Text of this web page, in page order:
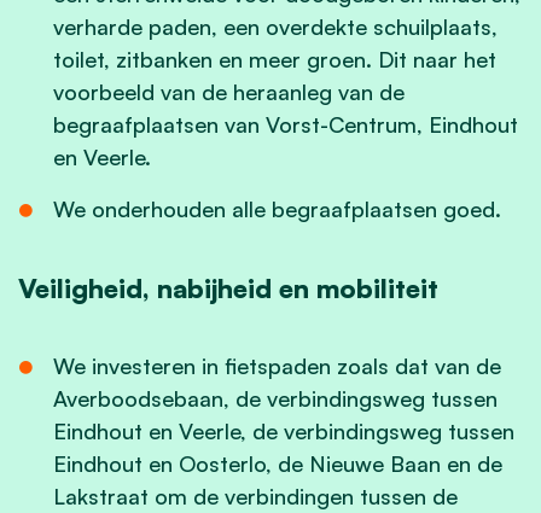
verharde paden, een overdekte schuilplaats,
toilet, zitbanken en meer groen. Dit naar het
voorbeeld van de heraanleg van de
begraafplaatsen van Vorst-Centrum, Eindhout
en Veerle.
We onderhouden alle begraafplaatsen goed.
Veiligheid, nabijheid en mobiliteit
We investeren in fietspaden zoals dat van de
Averboodsebaan, de verbindingsweg tussen
Eindhout en Veerle, de verbindingsweg tussen
Eindhout en Oosterlo, de Nieuwe Baan en de
Lakstraat om de verbindingen tussen de